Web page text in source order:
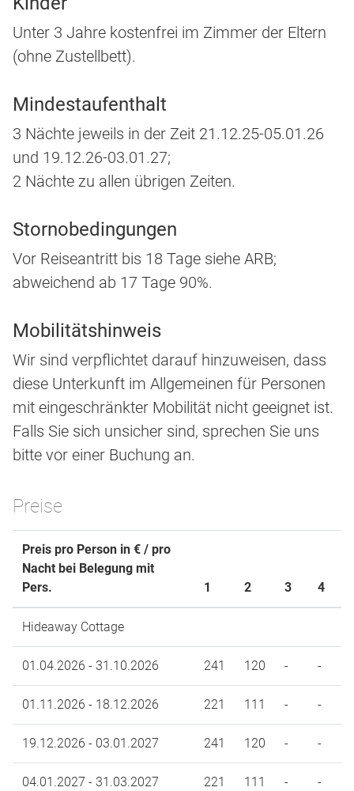
Unter 3 Jahre kostenfrei im Zimmer der Eltern
(ohne Zustellbett).
Mindestaufenthalt
3 Nächte jeweils in der Zeit 21.12.25-05.01.26
und 19.12.26-03.01.27;
2 Nächte zu allen übrigen Zeiten.
Stornobedingungen
Vor Reiseantritt bis 18 Tage siehe ARB;
abweichend ab 17 Tage 90%.
Mobilitätshinweis
Wir sind verpflichtet darauf hinzuweisen, dass
diese Unterkunft im Allgemeinen für Personen
mit eingeschränkter Mobilität nicht geeignet ist.
Falls Sie sich unsicher sind, sprechen Sie uns
bitte vor einer Buchung an.
Preise
Preis pro Person in € / pro
Nacht bei Belegung mit
Pers.
1 2 3 4
Hideaway Cottage
01.04.2026 - 31.10.2026 241 120 - -
01.11.2026 - 18.12.2026 221 111 - -
19.12.2026 - 03.01.2027 241 120 - -
04.01.2027 - 31.03.2027 221 111 - -